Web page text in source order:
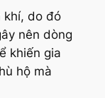
khí, do đó
nên dòng
khiến gia
hộ mà